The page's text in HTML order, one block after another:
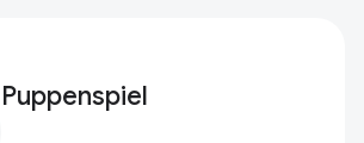
Puppenspiel